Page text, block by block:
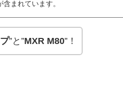
まれています。
”と”MXR M80”！